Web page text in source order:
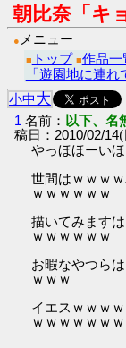
朝比奈「
● メニュー
■ トップ ■作品一
「遊園地に連
小中大
1 名前： 以下、名
稿日：2010/02/
やっほほーい
世間はｗｗｗ
ｗｗｗｗｗｗ
描いてみます
ｗｗｗｗｗｗ
お暇なやつら
ｗｗｗ
イエスｗｗｗ
ｗｗｗｗｗｗｗ